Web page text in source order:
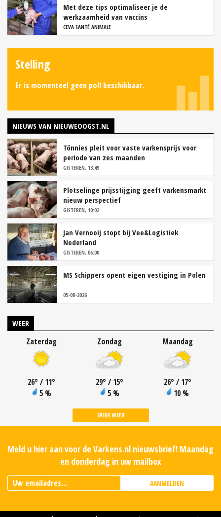
Met deze tips optimaliseer je de
werkzaamheid van vaccins
CEVA SANTÉ ANIMALE
Stelling
Er is momenteel geen poll beschikbaar.
NIEUWS VAN NIEUWEOOGST.NL
Tönnies pleit voor vaste varkensprijs voor
periode van zes maanden
GISTEREN, 13:49
Plotselinge prijsstijging geeft varkensmarkt
nieuw perspectief
GISTEREN, 10:02
Jan Vernooij stopt bij Vee&Logistiek
Nederland
GISTEREN, 06:00
MS Schippers opent eigen vestiging in Polen
05-08-2026
WEER
Zaterdag
26° / 11°
5 %
Zondag
29° / 15°
5 %
Maandag
26° / 17°
10 %
MEER WEER
Meld u hier aan voor de Varkens.nl nieuwsbrief! Maandag
en donderdag in uw mailbox
AANMELDEN